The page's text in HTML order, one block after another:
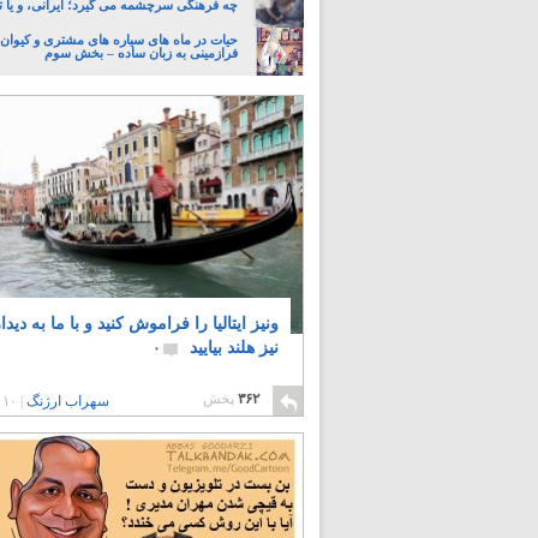
چه فرهنگی سرچشمه می گیرد؛ ایرانی، و یا
حیات در ماه های سیاره های مشتری و
فرازمینی به زبان ساده – بخش سوم
ونیز ایتالیا را فراموش کنید و با ما به
نیز هلند بیایید
۰
۳۶۲ پخش سهراب ارژنگ ۱۰ سال پیش